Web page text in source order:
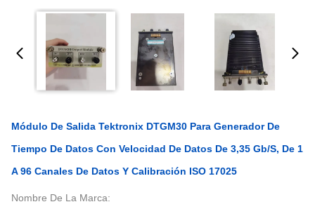
Módulo De Salida Tektronix DTGM30 Para Generador De
Tiempo De Datos Con Velocidad De Datos De 3,35 Gb/s, De 1
A 96 Canales De Datos Y Calibración ISO 17025
Nombre De La Marca: